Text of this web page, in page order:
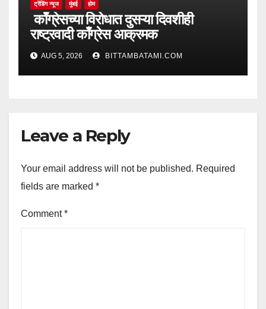
ट्रेंडिंग न्यूज मुंबई होम
काँग्रेसच्या विरोधात दुसऱ्या दिवशीही
राष्ट्रवादी काँग्रेस आक्रमक
AUG 5, 2026 BITTAMBATAMI.COM
Leave a Reply
Your email address will not be published. Required
fields are marked *
Comment*